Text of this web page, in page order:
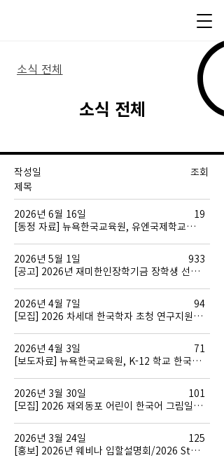
소식 전체
​소식 전체
작성일
조회
​제목
[동정 자료] 뉴욕한국교육원, 유엔국제학교와 업무협약 연장 체결
2026년 6월 16일 19
[공고] 2026년 재미한인장학기금 장학생 선발 | 2026 The Korean Honor Scholarship (KHS) Selection
2026년 5월 1일 933
[모집] 2026 차세대 한국학자 초청 연구지원(AKS Graduate Fellowship)
2026년 4월 7일 94
[보도자료] 뉴욕한국교육원, K-12 학교 한국어반 교사 간담회 개최
2026년 4월 3일 71
[모집] 2026 재외동포 어린이 한국어 그림일기 대회 개최
2026년 3월 30일 101
[홍보] 2026년 웨비나 입할설명회/2026 Study in Korea Online Education Fair
2026년 3월 24일 125